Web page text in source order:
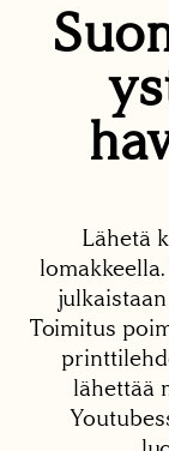
Lähetä
Toimitus
lähettää